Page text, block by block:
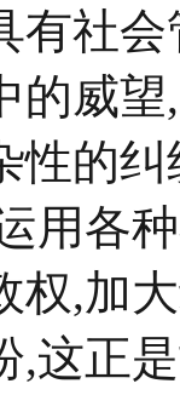
有社
的威
性的
用各
权,加
,这正